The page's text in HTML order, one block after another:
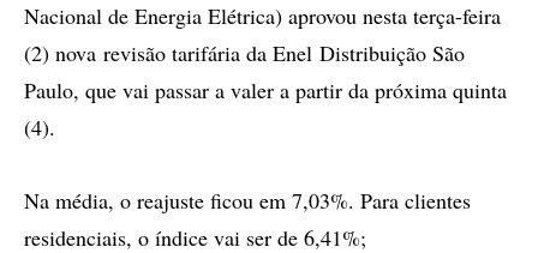
Nacional de Energia Elétrica) aprovou nesta terça-feira
(2) nova revisão tarifária da Enel Distribuição São
Paulo, que vai passar a valer a partir da próxima quinta
(4).
Na média, o reajuste ficou em 7,03%. Para clientes
residenciais, o índice vai ser de 6,41%;